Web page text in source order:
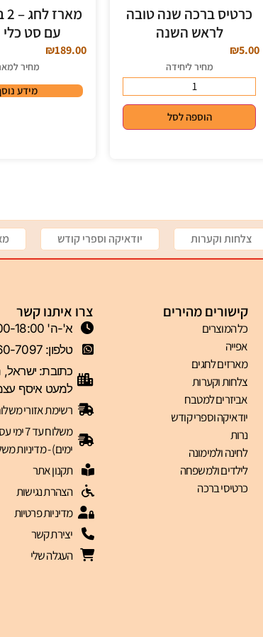
כרטיס ברכה שנה טובה
לראש השנה
₪5.00
מחיר ליחידה
הוספה לסל
עם סט
₪189.00
מחיר
מידע
צלחות וקערות יודאיקה וספרי קודש
קישורים מהירים
כל המוצרים
אפייה
מארזים לחגים
צלחות וקערות
אביזרים למטבח
יודאיקה וספרי קודש
נרות
לחינה ולמימונה
לילדים ולמשפחה
כרטיסי ברכה
צרו איתנו קשר
א'-ה' 12:00-18:00, ו' 10-12
טלפון: 050-760-7097
כתובת: ישראל,
למעט איסף
רשימת אזורי
ימים) - מדיניות
תקנון אתר
הצהרת נגישות
מדיניות פרטיות
יצירת קשר
העגלה שלי